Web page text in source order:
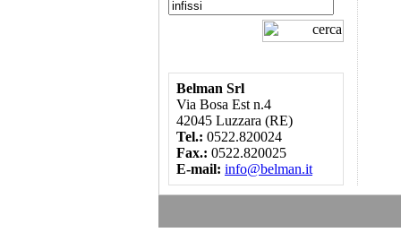
Belman Srl
Via Bosa Est n.4
42045 Luzzara (RE)
Tel.: 0522.820024
Fax.: 0522.820025
E-mail: info@belman.it